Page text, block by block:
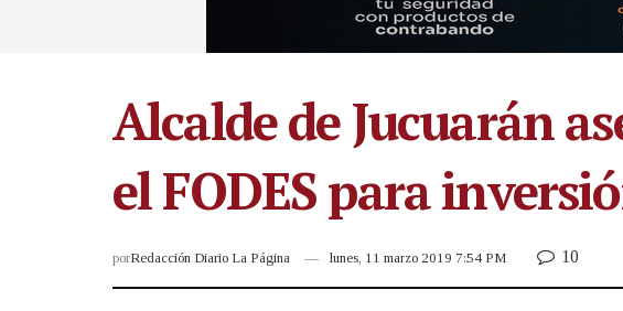
Alcalde de Jucuarán
el FODES para
porRedacción Diario La Página lunes, 11 marzo 2019 7:54 PM 10